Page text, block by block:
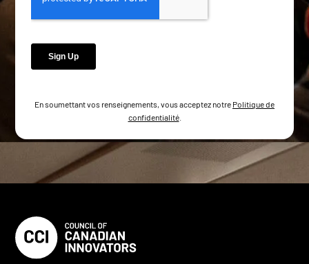
En soumettant vos renseignements, vous acceptez notre Politique de
confidentialité.